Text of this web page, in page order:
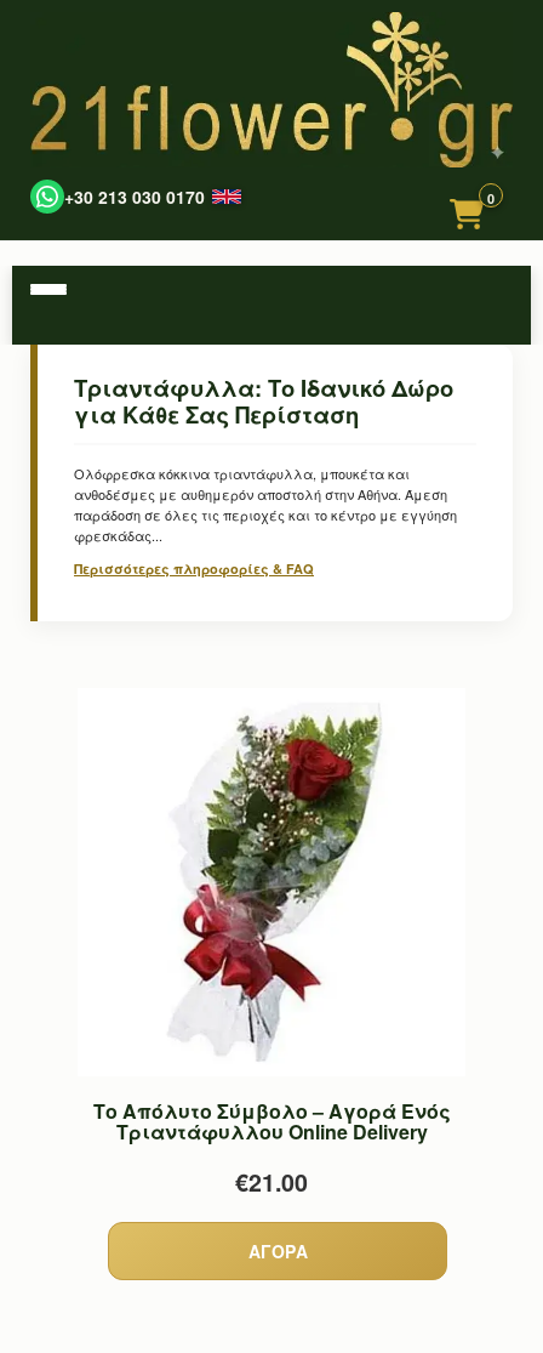
+30 213 030 0170 0
Τριαντάφυλλα: Το Ιδανικό Δώρο
για Κάθε Σας Περίσταση
Ολόφρεσκα κόκκινα τριαντάφυλλα, μπουκέτα και
ανθοδέσμες με αυθημερόν αποστολή στην Αθήνα. Άμεση
παράδοση σε όλες τις περιοχές και το κέντρο με εγγύηση
φρεσκάδας...
Περισσότερες πληροφορίες & FAQ
Το Απόλυτο Σύμβολο – Αγορά Ενός
Τριαντάφυλλου Online Delivery
€21.00